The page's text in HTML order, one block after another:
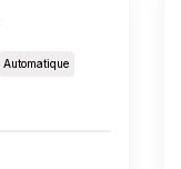
Automatique